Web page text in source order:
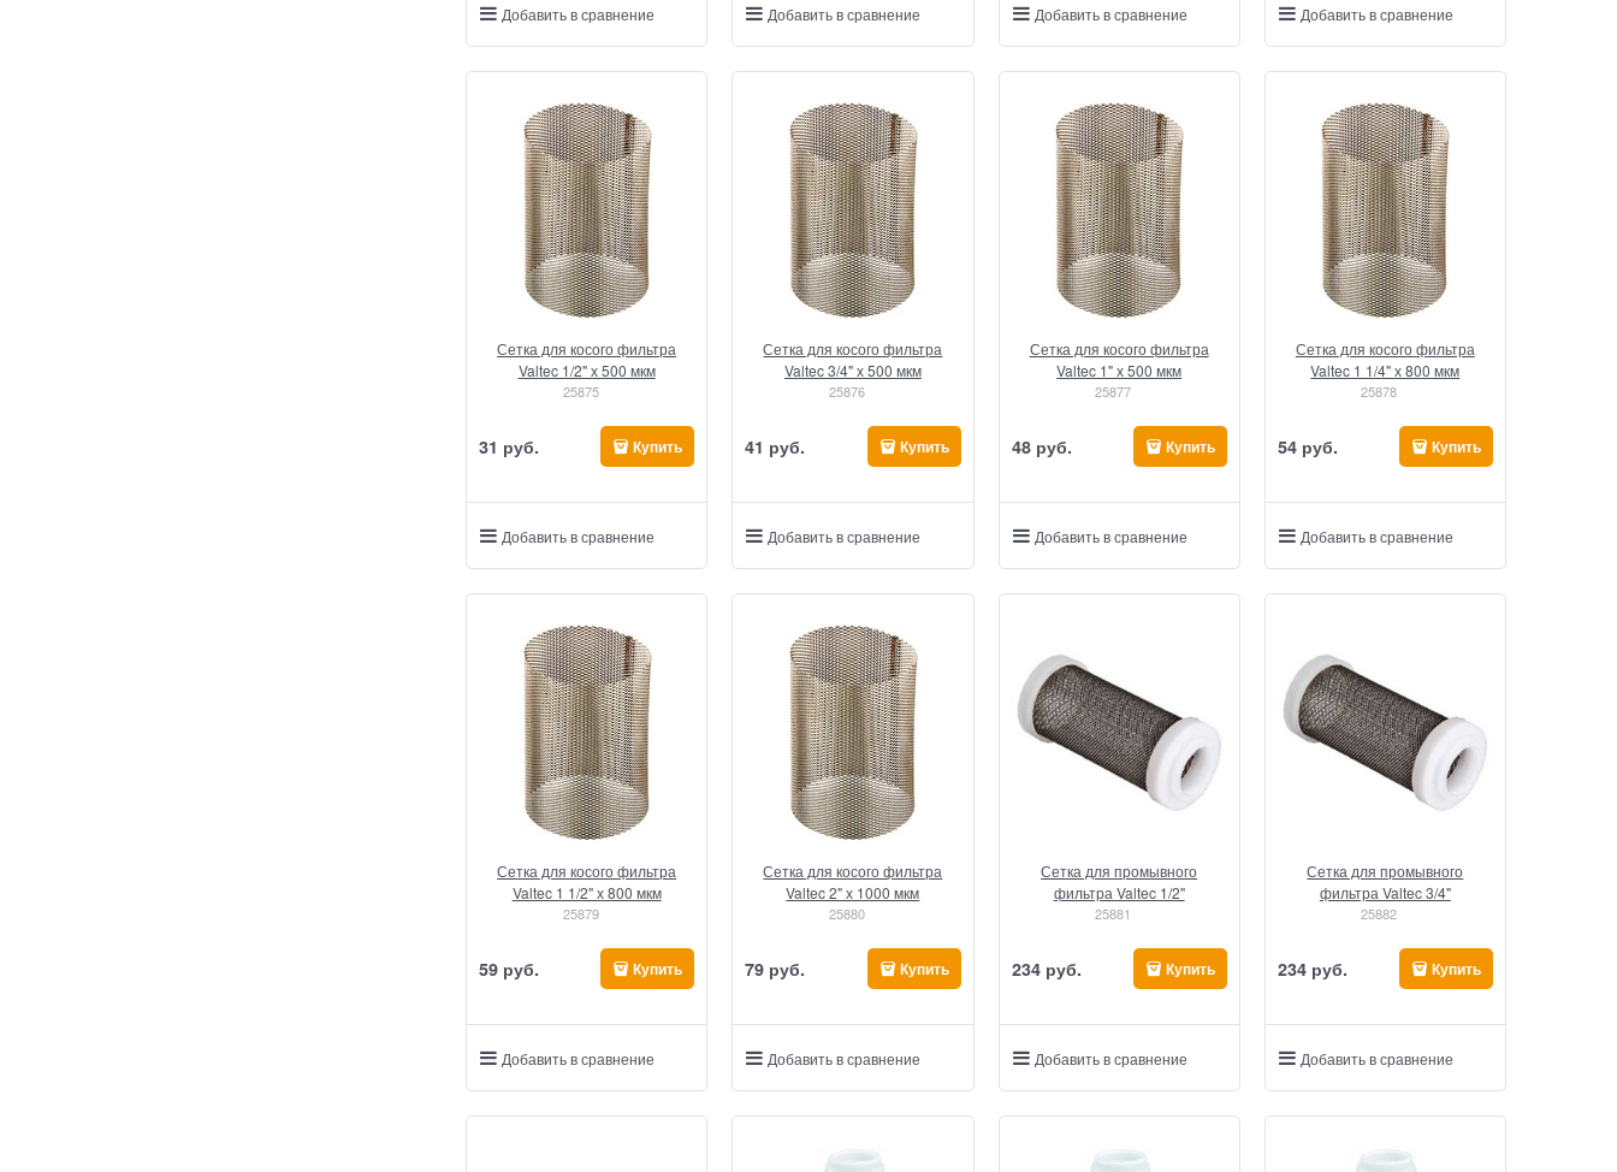
Добавить в сравнение Добавить в сравнение Добавить в сравнение Добавить в сравнение
Сетка для косого фильтра
Valtec 1/2" х 500 мкм
25875
31 руб. Купить
Добавить в сравнение
Сетка для косого фильтра
Valtec 3/4" х 500 мкм
25876
41 руб. Купить
Добавить в сравнение
Сетка для косого фильтра
Valtec 1" х 500 мкм
25877
48 руб. Купить
Добавить в сравнение
Сетка для косого фильтра
Valtec 1 1/4" х 800 мкм
25878
54 руб. Купить
Добавить в сравнение
Сетка для косого фильтра
Valtec 1 1/2" х 800 мкм
25879
59 руб. Купить
Добавить в сравнение
Сетка для косого фильтра
Valtec 2" х 1000 мкм
25880
79 руб. Купить
Добавить в сравнение
Сетка для промывного
фильтра Valtec 1/2"
25881
234 руб. Купить
Добавить в сравнение
Сетка для промывного
фильтра Valtec 3/4"
25882
234 руб. Купить
Добавить в сравнение